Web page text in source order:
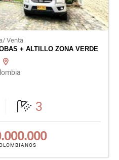
Venta
+ ALTILLO ZONA VERDE
3